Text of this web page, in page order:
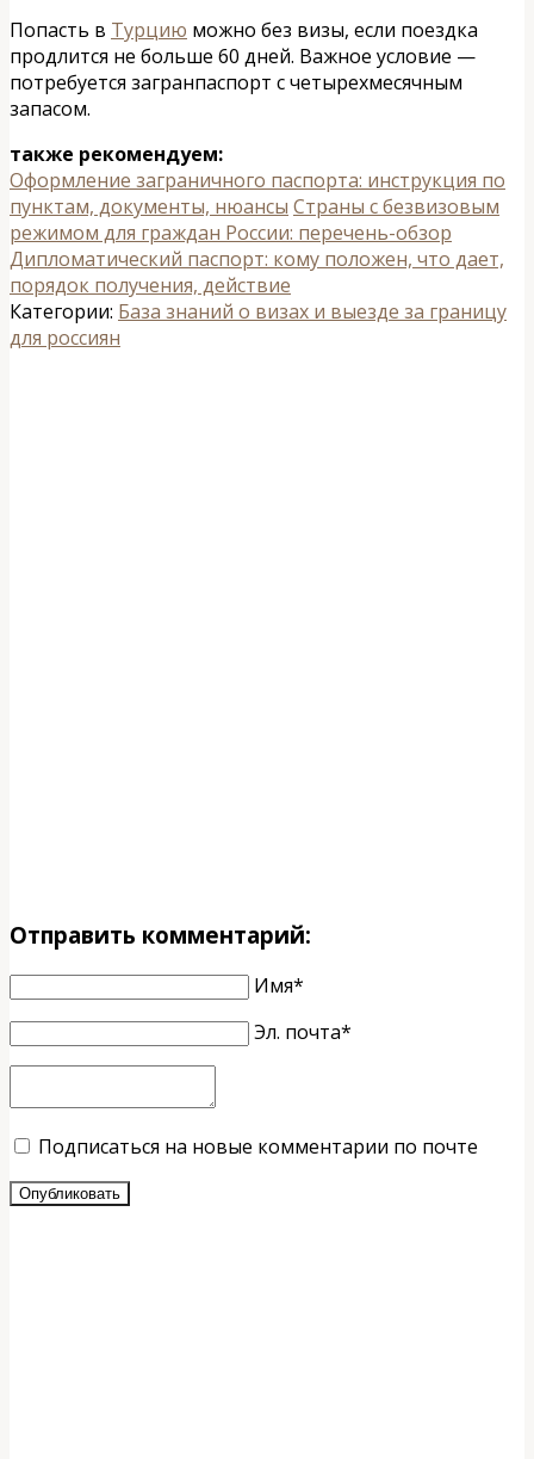
Попасть в Турцию можно без визы, если поездка
продлится не больше 60 дней. Важное условие —
потребуется загранпаспорт с четырехмесячным
запасом.
также рекомендуем:
Оформление заграничного паспорта: инструкция по
пунктам, документы, нюансы Страны с безвизовым
режимом для граждан России: перечень-обзор
Дипломатический паспорт: кому положен, что дает,
порядок получения, действие
Категории: База знаний о визах и выезде за границу
для россиян
Отправить комментарий:
Имя*
Эл. почта*
Подписаться на новые комментарии по почте
Опубликовать